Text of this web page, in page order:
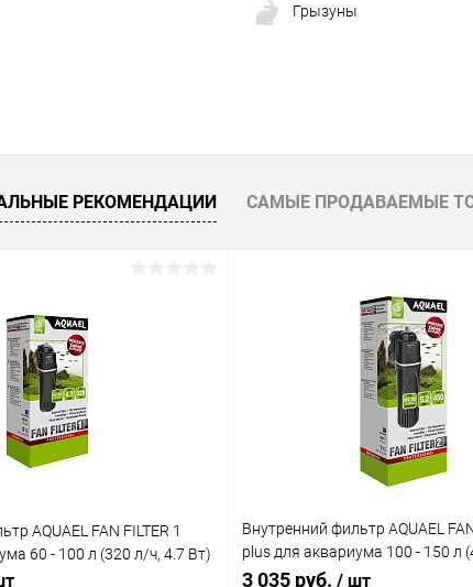
Грызуны
РЕКОМЕНДАЦИИ САМЫЕ ПРОДАВАЕМЫЕ
AQUAEL FAN FILTER 1
60 - 100 л (320 л/ч, 4.7 Вт)
Внутренний фильтр AQUAEL
plus для аквариума 100 - 150 л
Вт)
3 035 руб. / шт